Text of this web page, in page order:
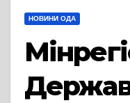
НОВИНИ ОДА